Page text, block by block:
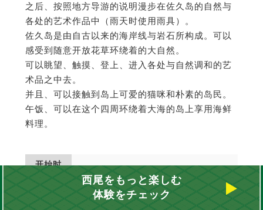
西尾をもっと楽しむ
体験をチェック
之后、按照地方导游的说明漫步在佐久岛的自然与
各处的艺术作品中（雨天时使用雨具）。
佐久岛是由自古以来的海岸线与岩石所构成。可以
感受到随意开放花草环绕着的大自然。
可以眺望、触摸、登上、进入各处与自然调和的艺
术品之中去。
并且、可以接触到岛上可爱的猫咪和朴素的岛民。
午饭、可以在这个四周环绕着大海的岛上享用海鲜
料理。
开始时
间
8点15分
所要時
8小时